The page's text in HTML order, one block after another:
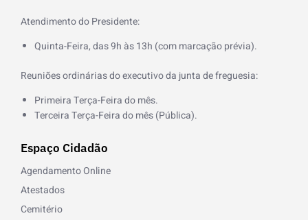
Atendimento do Presidente:
Quinta-Feira, das 9h às 13h (com marcação prévia).
Reuniões ordinárias do executivo da junta de freguesia:
Primeira Terça-Feira do mês.
Terceira Terça-Feira do mês (Pública).
Espaço Cidadão
Agendamento Online
Atestados
Cemitério